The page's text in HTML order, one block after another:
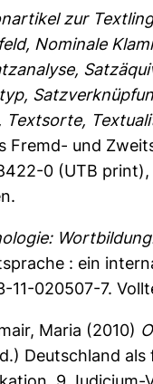
zur
Nominale
Textsorte,
Fremd- und
0 (UTB
: ein
11-020507-7.
Maria (2010)
Deutschland